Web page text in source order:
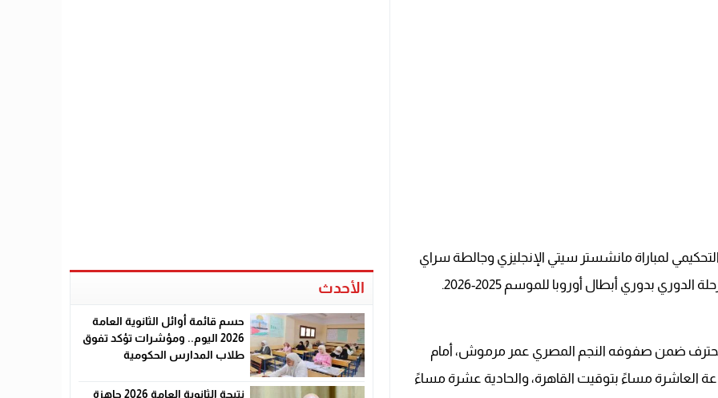
لمباراة مانشستر سيتي الإنجليزي وجالطة سراي
بدوري أبطال أوروبا للموسم 2025-2026.
ضمن صفوفه النجم المصري عمر مرموش، أمام
28 يناير 2026، في تمام الساعة العاشرة مساءً بتوقيت القاهرة، والحادية عشرة مساءً
الأحدث
حسم قائمة أوائل الثانوية العامة
2026 اليوم.. ومؤشرات تؤكد تفوق
طلاب المدارس الحكومية
نتيجة الثانوية العامة 2026 جاهزة